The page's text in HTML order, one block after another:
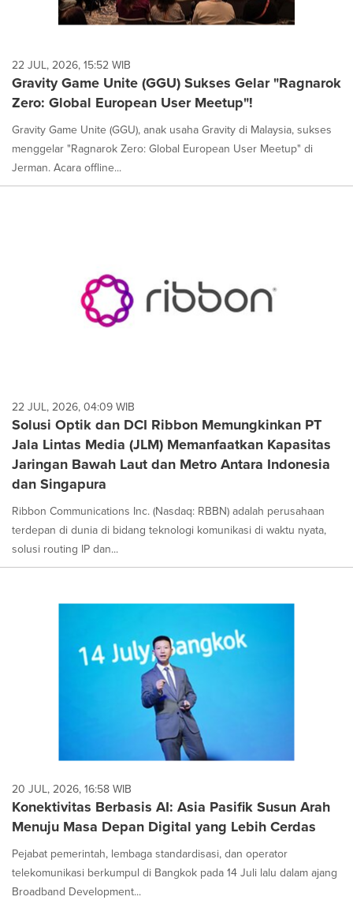
22 JUL, 2026, 15:52 WIB
Gravity Game Unite (GGU) Sukses Gelar "Ragnarok
Zero: Global European User Meetup"!
Gravity Game Unite (GGU), anak usaha Gravity di Malaysia, sukses
menggelar "Ragnarok Zero: Global European User Meetup" di
Jerman. Acara offline...
22 JUL, 2026, 04:09 WIB
Solusi Optik dan DCI Ribbon Memungkinkan PT
Jala Lintas Media (JLM) Memanfaatkan Kapasitas
Jaringan Bawah Laut dan Metro Antara Indonesia
dan Singapura
Ribbon Communications Inc. (Nasdaq: RBBN) adalah perusahaan
terdepan di dunia di bidang teknologi komunikasi di waktu nyata,
solusi routing IP dan...
20 JUL, 2026, 16:58 WIB
Konektivitas Berbasis AI: Asia Pasifik Susun Arah
Menuju Masa Depan Digital yang Lebih Cerdas
Pejabat pemerintah, lembaga standardisasi, dan operator
telekomunikasi berkumpul di Bangkok pada 14 Juli lalu dalam ajang
Broadband Development...